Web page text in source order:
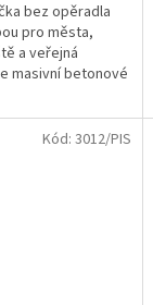
bez opěradla
pro města,
a veřejná
masivní betonové
Kód: 3012/PIS